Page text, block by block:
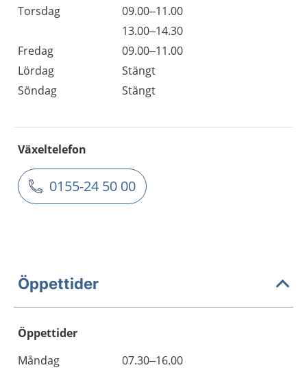
Torsdag
09.00–11.00
13.00–14.30
Fredag
09.00–11.00
Lördag
Stängt
Söndag
Stängt
Växeltelefon
0155-24 50 00
Öppettider
Öppettider
Dag
Öppettider
Kommentarer
Måndag
07.30–16.00